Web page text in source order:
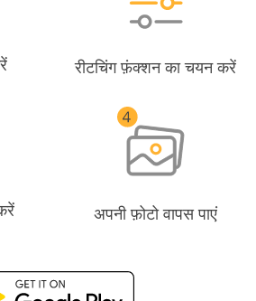
रीटचिंग फ़ंक्शन का चयन करें
अपनी फ़ोटो वापस पाएं